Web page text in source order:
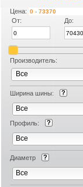
Цена:
От:
До:
Производитель:
Все
Ширина шины:
Все
Профиль:
Все
Диаметр
Все